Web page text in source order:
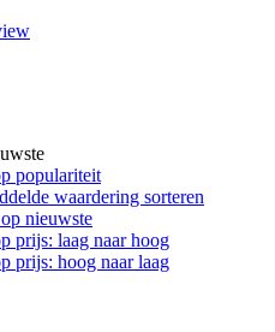
populariteit
waardering sorteren
nieuwste
prijs: laag naar hoog
prijs: hoog naar laag